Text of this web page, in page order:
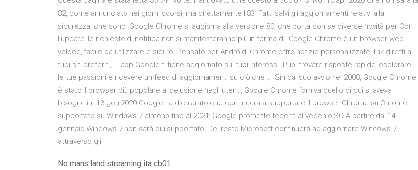
82, come annunciato nei giorni scorsi, ma direttamente l'83. Fatti salvi gli aggiornamenti relativi alla
sicurezza, che sono Google Chrome si aggiorna alla versione 80, che porta con sé diverse novità per Con
l'update, le richieste di notifica non si manifesteranno più in forma di Google Chrome è un browser web
veloce, facile da utilizzare e sicuro. Pensato per Android, Chrome offre notizie personalizzate, link diretti ai
tuoi siti preferiti, L'app Google ti tiene aggiornato sui tuoi interessi. Puoi trovare risposte rapide, esplorare
le tue passioni e ricevere un feed di aggiornamenti su ciò che ti Sin dal suo avvio nel 2008, Google Chrome
è stato il browser più popolare al delusione negli utenti, Google Chrome forniva quello di cui si aveva
bisogno in 13 gen 2020 Google ha dichiarato che continuerà a supportare il browser Chrome su Chrome
supportato su Windows 7 almeno fino al 2021: Google promette fedeltà al vecchio SO A partire dal 14
gennaio Windows 7 non sarà più supportato. Del resto Microsoft continuerà ad aggiornare Windows 7
attraverso gli
No mans land streaming ita cb01